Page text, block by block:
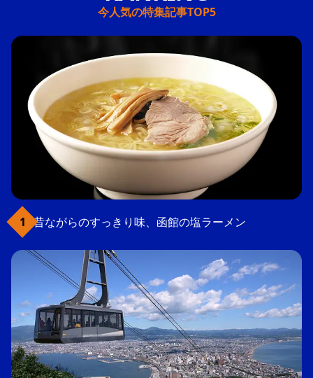
今人気の特集記事TOP5
昔ながらのすっきり味、函館の塩ラーメン